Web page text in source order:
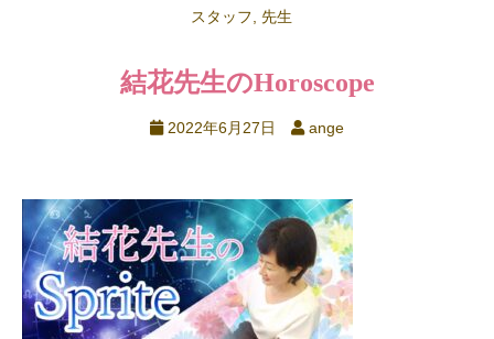
スタッフ 先生
結花先生のHoroscope
2022年6月27日 ange